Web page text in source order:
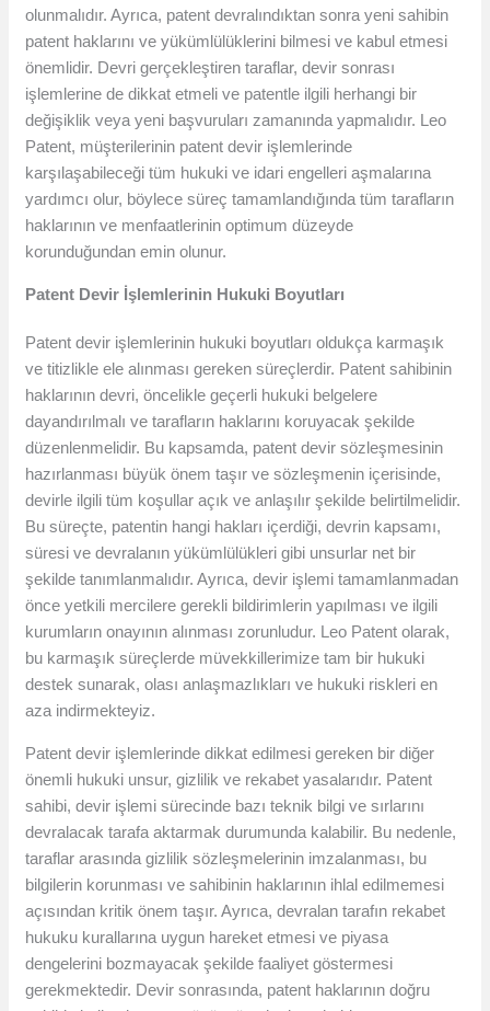
olunmalıdır. Ayrıca, patent devralındıktan sonra yeni sahibin
patent haklarını ve yükümlülüklerini bilmesi ve kabul etmesi
önemlidir. Devri gerçekleştiren taraflar, devir sonrası
işlemlerine de dikkat etmeli ve patentle ilgili herhangi bir
değişiklik veya yeni başvuruları zamanında yapmalıdır. Leo
Patent, müşterilerinin patent devir işlemlerinde
karşılaşabileceği tüm hukuki ve idari engelleri aşmalarına
yardımcı olur, böylece süreç tamamlandığında tüm tarafların
haklarının ve menfaatlerinin optimum düzeyde
korunduğundan emin olunur.
Patent Devir İşlemlerinin Hukuki Boyutları
Patent devir işlemlerinin hukuki boyutları oldukça karmaşık
ve titizlikle ele alınması gereken süreçlerdir. Patent sahibinin
haklarının devri, öncelikle geçerli hukuki belgelere
dayandırılmalı ve tarafların haklarını koruyacak şekilde
düzenlenmelidir. Bu kapsamda, patent devir sözleşmesinin
hazırlanması büyük önem taşır ve sözleşmenin içerisinde,
devirle ilgili tüm koşullar açık ve anlaşılır şekilde belirtilmelidir.
Bu süreçte, patentin hangi hakları içerdiği, devrin kapsamı,
süresi ve devralanın yükümlülükleri gibi unsurlar net bir
şekilde tanımlanmalıdır. Ayrıca, devir işlemi tamamlanmadan
önce yetkili mercilere gerekli bildirimlerin yapılması ve ilgili
kurumların onayının alınması zorunludur. Leo Patent olarak,
bu karmaşık süreçlerde müvekkillerimize tam bir hukuki
destek sunarak, olası anlaşmazlıkları ve hukuki riskleri en
aza indirmekteyiz.
Patent devir işlemlerinde dikkat edilmesi gereken bir diğer
önemli hukuki unsur, gizlilik ve rekabet yasalarıdır. Patent
sahibi, devir işlemi sürecinde bazı teknik bilgi ve sırlarını
devralacak tarafa aktarmak durumunda kalabilir. Bu nedenle,
taraflar arasında gizlilik sözleşmelerinin imzalanması, bu
bilgilerin korunması ve sahibinin haklarının ihlal edilmemesi
açısından kritik önem taşır. Ayrıca, devralan tarafın rekabet
hukuku kurallarına uygun hareket etmesi ve piyasa
dengelerini bozmayacak şekilde faaliyet göstermesi
gerekmektedir. Devir sonrasında, patent haklarının doğru